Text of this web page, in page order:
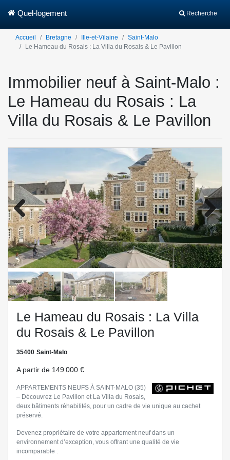
Recherche
Quel-logement
Accueil Bretagne Ille-et-Vilaine
Saint-Malo
Le Hameau du Rosais : La Villa du Rosais & Le Pavillon
Immobilier neuf à Saint-Malo :
Le Hameau du Rosais : La
Villa du Rosais & Le Pavillon
Previo
us
Next
Le Hameau du Rosais : La Villa
du Rosais & Le Pavillon
35400 Saint-Malo
A partir de 149 000 €
APPARTEMENTS NEUFS À SAINT-MALO (35)
– Découvrez Le Pavillon et La Villa du Rosais,
deux bâtiments réhabilités, pour un cadre de vie unique au cachet
préservé.
Devenez propriétaire de votre appartement neuf dans un
environnement d’exception, vous offrant une qualité de vie
incomparable :